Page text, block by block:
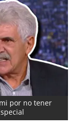
por no tener